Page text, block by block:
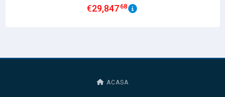
€29,847 68
ACASA